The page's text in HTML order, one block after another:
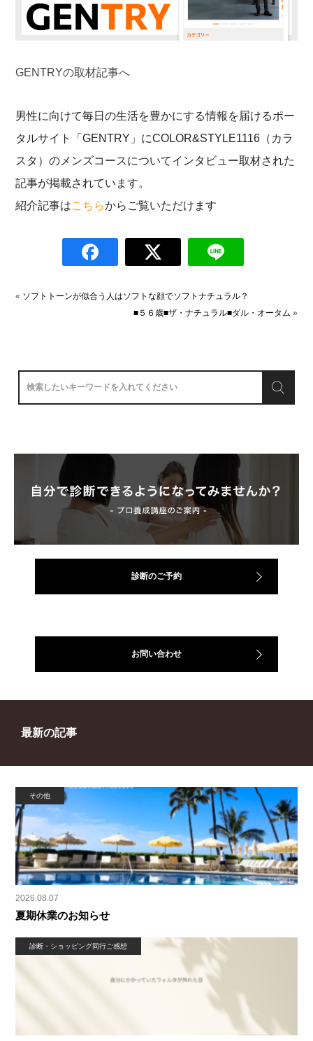
GENTRYの取材記事へ
男性に向けて毎日の生活を豊かにする情報を届けるポー
タルサイト「GENTRY」にCOLOR&STYLE1116（カラ
スタ）のメンズコースについてインタビュー取材された
記事​が掲載されています。
紹介記事はこちらからご覧いただけます
« ソフトトーンが似合う人はソフトな顔でソフトナチュラル？
■５６歳■ザ・ナチュラル■ダル・オータム »
診断のご予約
お問い合わせ
最新の記事
その他
2026.08.07
夏期休業のお知らせ
診断・ショッピング同行ご感想